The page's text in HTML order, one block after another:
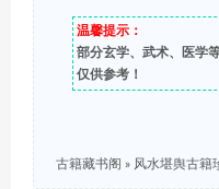
温馨提示：
部分玄学、武术、医学
仅供参考！
古籍藏书阁 » 风水堪舆古籍